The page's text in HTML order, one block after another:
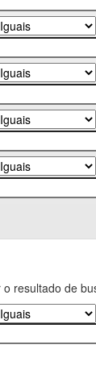
resultado de